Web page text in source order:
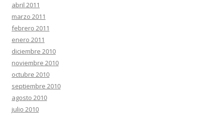
abril 2011
marzo 2011
febrero 2011
enero 2011
diciembre 2010
noviembre 2010
octubre 2010
septiembre 2010
agosto 2010
julio 2010